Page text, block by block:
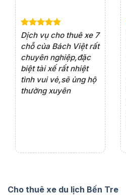
Dịch vụ cho thuê xe 7
chỗ của Bách Việt rất
chuyên nghiệp,đặc
biệt tài xế rất nhiệt
tình vui vẻ,sẽ ủng hộ
thường xuyên
Cho thuê xe du lịch Bến Tre